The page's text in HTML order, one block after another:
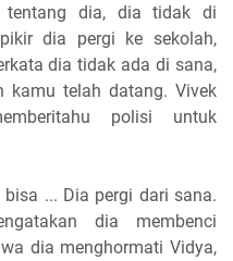
dia, dia tidak di
dia pergi ke sekolah,
dia tidak ada di sana,
kamu telah datang. Vivek
polisi untuk
... Dia pergi dari sana.
dia membenci
dia menghormati Vidya,